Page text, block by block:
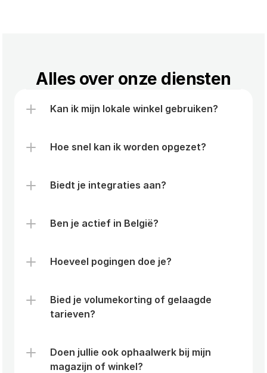
Alles over onze diensten
Kan ik mijn lokale winkel gebruiken?
Hoe snel kan ik worden opgezet?
Biedt je integraties aan?
Ben je actief in België?
Hoeveel pogingen doe je?
Bied je volumekorting of gelaagde
tarieven?
Doen jullie ook ophaalwerk bij mijn
magazijn of winkel?